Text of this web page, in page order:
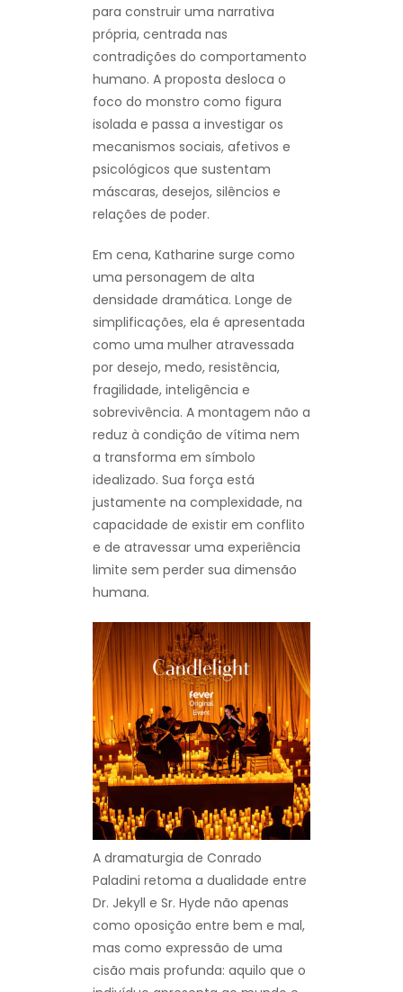
para construir uma narrativa
própria, centrada nas
contradições do comportamento
humano. A proposta desloca o
foco do monstro como figura
isolada e passa a investigar os
mecanismos sociais, afetivos e
psicológicos que sustentam
máscaras, desejos, silêncios e
relações de poder.
Em cena, Katharine surge como
uma personagem de alta
densidade dramática. Longe de
simplificações, ela é apresentada
como uma mulher atravessada
por desejo, medo, resistência,
fragilidade, inteligência e
sobrevivência. A montagem não a
reduz à condição de vítima nem
a transforma em símbolo
idealizado. Sua força está
justamente na complexidade, na
capacidade de existir em conflito
e de atravessar uma experiência
limite sem perder sua dimensão
humana.
A dramaturgia de Conrado
Paladini retoma a dualidade entre
Dr. Jekyll e Sr. Hyde não apenas
como oposição entre bem e mal,
mas como expressão de uma
cisão mais profunda: aquilo que o